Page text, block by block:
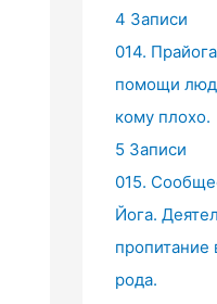
4 Записи
014.
помощи
кому плохо.
5 Записи
015.
Йога.
рода.